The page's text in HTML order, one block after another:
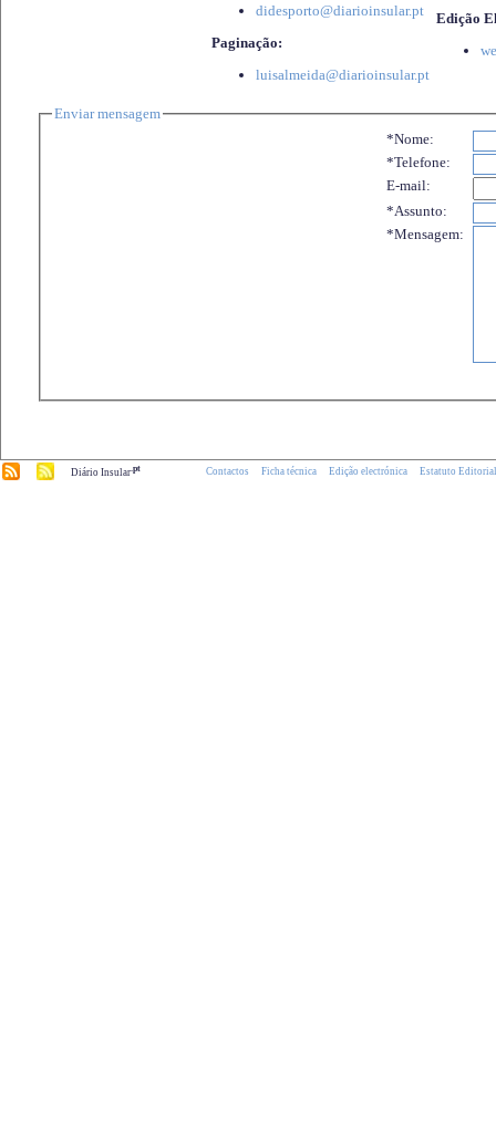
didesporto@diarioinsular.pt
Paginação:
luisalmeida@diarioinsular.pt
Edição
Enviar mensagem
*Nome:
*Telefone:
E-mail:
*Assunto:
*Mensagem:
Diário Insular.pt Contactos Ficha técnica Edição electrónica Estatuto Editorial